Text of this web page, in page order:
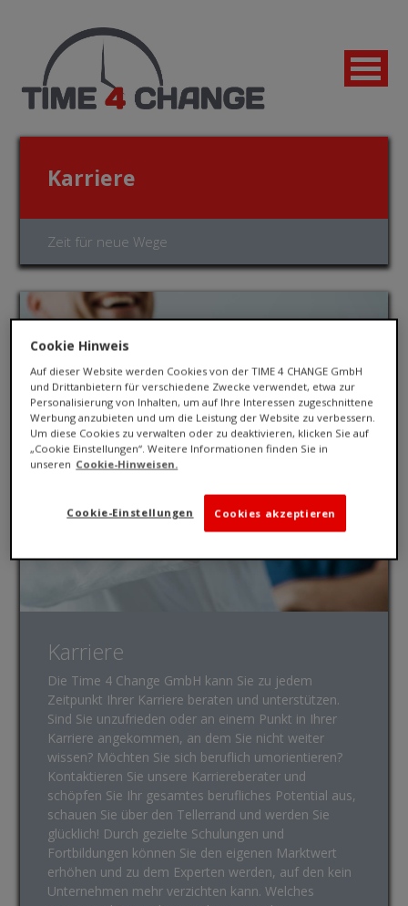
Jetzt bewerben!
Karriere
Zeit für neue Wege
Karriere
Die Time 4 Change GmbH kann Sie zu jedem
Zeitpunkt Ihrer Karriere beraten und unterstützen.
Sind Sie unzufrieden oder an einem Punkt in Ihrer
Karriere angekommen, an dem Sie nicht weiter
wissen? Möchten Sie sich beruflich umorientieren?
Kontaktieren Sie unsere Karriereberater und
schöpfen Sie Ihr gesamtes berufliches Potential aus,
schauen Sie über den Tellerrand und werden Sie
glücklich! Durch gezielte Schulungen und
Fortbildungen können Sie den eigenen Marktwert
erhöhen und zu dem Experten werden, auf den kein
Unternehmen mehr verzichten kann. Welches
Cookie Hinweis
Auf dieser Website werden Cookies von der TIME 4 CHANGE GmbH
und Drittanbietern für verschiedene Zwecke verwendet, etwa zur
Personalisierung von Inhalten, um auf Ihre Interessen zugeschnittene
Werbung anzubieten und um die Leistung der Website zu verbessern.
Um diese Cookies zu verwalten oder zu deaktivieren, klicken Sie auf
„Cookie Einstellungen“. Weitere Informationen finden Sie in
unseren Cookie-Hinweisen.
Cookies akzeptieren
Cookie-Einstellungen